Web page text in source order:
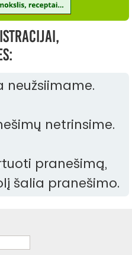
neužsiimame.
netrinsime.
pranešimą,
šalia pranešimo.